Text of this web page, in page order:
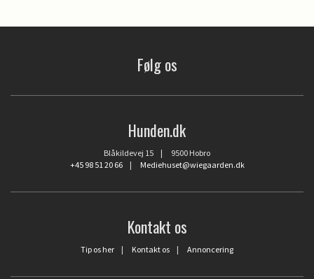
Følg os
Hunden.dk
Blåkildevej 15 | 9500 Hobro
+45 98 51 20 66| Mediehuset@wiegaarden.dk
Kontakt os
Tip os her | Kontakt os | Annoncering